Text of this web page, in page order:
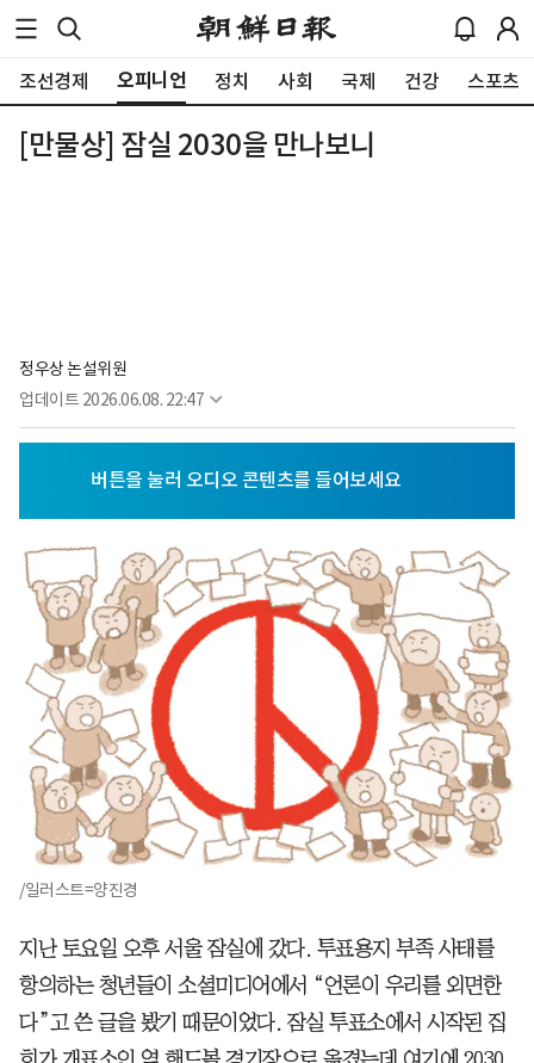
조선경제 오피니언 정치 사회 국제 건강 스포츠
[만물상] 잠실 2030을 만나보니
정우상 논설위원
업데이트 2026.06.08. 22:47
/일러스트=양진경
지난 토요일 오후 서울 잠실에 갔다. 투표용지 부족 사태를
항의하는 청년들이 소셜미디어에서 “언론이 우리를 외면한
다”고 쓴 글을 봤기 때문이었다. 잠실 투표소에서 시작된 집